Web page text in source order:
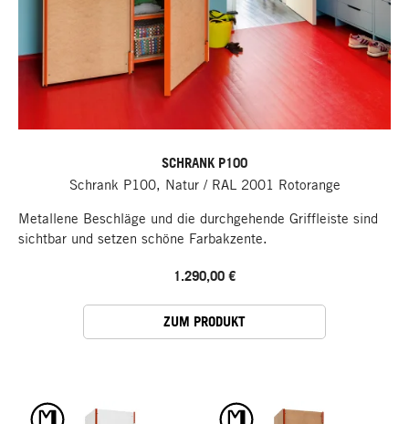
SCHRANK P100
Schrank P100, Natur / RAL 2001 Rotorange
Metallene Beschläge und die durchgehende Griffleiste sind
sichtbar und setzen schöne Farbakzente.
1.290,00 €
ZUM PRODUKT